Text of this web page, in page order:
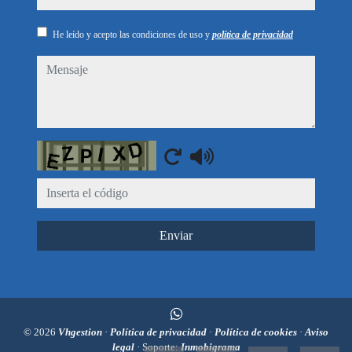
He leído y acepto las condiciones de uso y política de privacidad
mensaje
Captcha
Enviar
© 2026 Vhgestion · Política de privacidad · Política de cookies ·Aviso
legal · Soporte:Inmobigrama